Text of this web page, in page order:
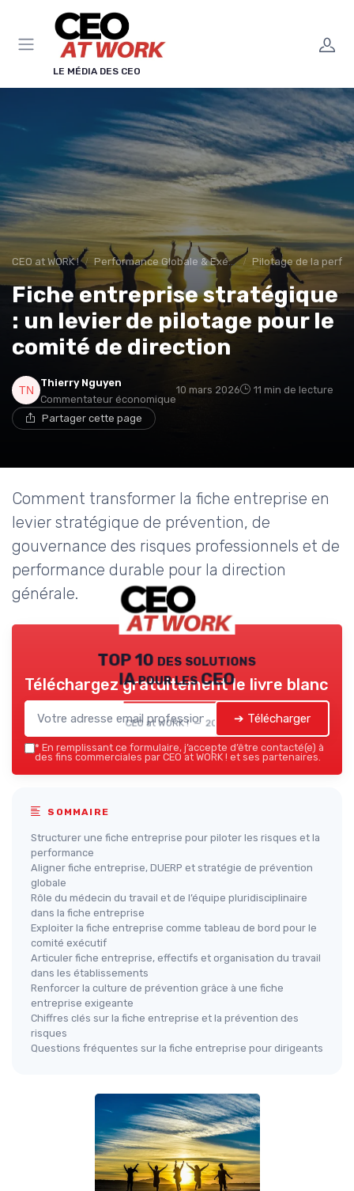
LE MÉDIA DES CEO
CEO at WORK ! Performance Globale & Exécution Pilotage de la
Fiche entreprise stratégique
: un levier de pilotage pour le
comité de direction
Thierry Nguyen
Commentateur économique
10 mars 2026 11 min de lecture
Partager cette page
Comment transformer la fiche entreprise en
levier stratégique de prévention, de
gouvernance des risques professionnels et de
performance durable pour la direction
générale.
TOP 10 des solutions
IA pour les CEO
CEO at WORK ! — 2026
Téléchargez gratuitement le livre blanc
➔ Télécharger
* En remplissant ce formulaire, j’accepte d’être contacté(e) à
des fins commerciales par CEO at WORK ! et ses partenaires.
SOMMAIRE
Structurer une fiche entreprise pour piloter les risques et la
performance
Aligner fiche entreprise, DUERP et stratégie de prévention
globale
Rôle du médecin du travail et de l’équipe pluridisciplinaire
dans la fiche entreprise
Exploiter la fiche entreprise comme tableau de bord pour le
comité exécutif
Articuler fiche entreprise, effectifs et organisation du travail
dans les établissements
Renforcer la culture de prévention grâce à une fiche
entreprise exigeante
Chiffres clés sur la fiche entreprise et la prévention des
risques
Questions fréquentes sur la fiche entreprise pour dirigeants
Panneau de gestion des cookies